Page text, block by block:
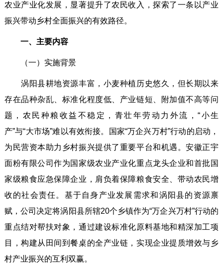
农业产业化发展，显著提升了农民收入，探索了一条以产业
振兴带动乡村全面振兴的有效路径。
一、主要内容
（一）实施背景
涡阳县耕地资源丰富，小麦种植历史悠久，但长期以来
存在品种杂乱、标准化程度低、产业链短、附加值不高等问
题，农民种粮收益不稳定，青壮年劳动力外流，“小生
产”与“大市场”难以有效衔接。国家“万企兴万村”行动的启动，
为民营资本助力乡村振兴提供了重要平台和机遇。安徽正宇
面粉有限公司作为国家级农业产业化重点龙头企业和首批国
家级粮食应急保障企业，肩负着保障粮食安全、带动农民增
收的社会责任。基于自身产业发展需求和涡阳县的资源禀
赋，公司决定将涡阳县所辖20个乡镇作为“万企兴万村”行动的
重点结对帮扶对象，通过建设标准化原料基地和精深加工项
目，构建从田间到餐桌的全产业链，实现企业提质增效与乡
村产业振兴的互利双赢。